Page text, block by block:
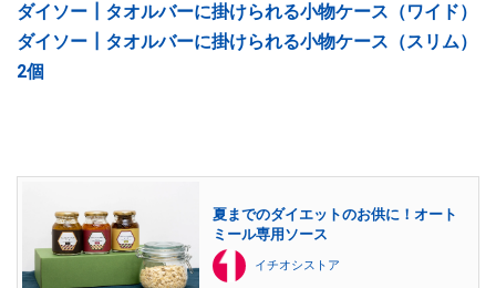
ダイソー┃タオルバーに掛けられる小物ケース（ワイド）
ダイソー┃タオルバーに掛けられる小物ケース（スリム）
2個
夏までのダイエットのお供に！オート
ミール専用ソース
イチオシストア